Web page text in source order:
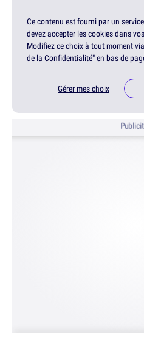
Ce contenu est fourni par un
devez accepter les cookies dans
Modifiez ce choix à tout moment
de la Confidentialité" en bas de
Gérer mes choix